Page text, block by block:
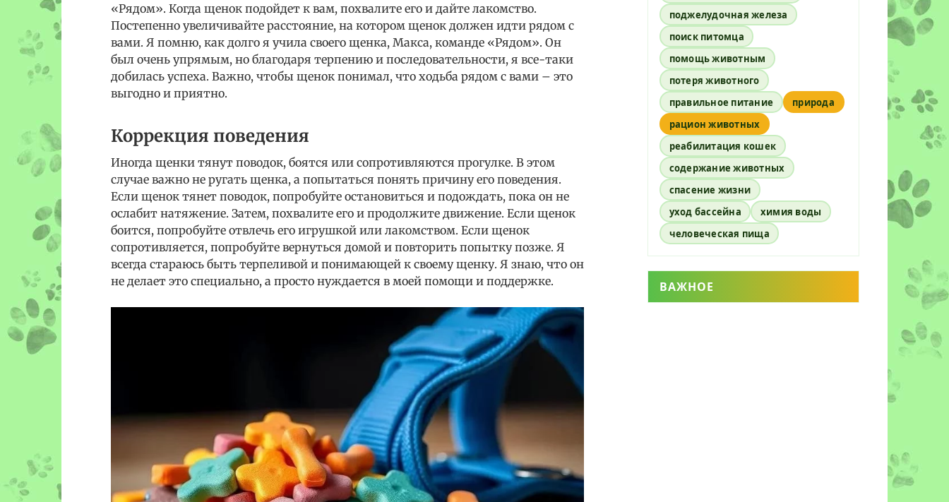
«Рядом». Когда щенок подойдет к вам, похвалите его и дайте лакомство.
Постепенно увеличивайте расстояние, на котором щенок должен идти рядом с
вами. Я помню, как долго я учила своего щенка, Макса, команде «Рядом». Он
был очень упрямым, но благодаря терпению и последовательности, я все-таки
добилась успеха. Важно, чтобы щенок понимал, что ходьба рядом с вами – это
выгодно и приятно.
Коррекция поведения
Иногда щенки тянут поводок, боятся или сопротивляются прогулке. В этом
случае важно не ругать щенка, а попытаться понять причину его поведения.
Если щенок тянет поводок, попробуйте остановиться и подождать, пока он не
ослабит натяжение. Затем, похвалите его и продолжите движение. Если щенок
боится, попробуйте отвлечь его игрушкой или лакомством. Если щенок
сопротивляется, попробуйте вернуться домой и повторить попытку позже. Я
всегда стараюсь быть терпеливой и понимающей к своему щенку. Я знаю, что он
не делает это специально, а просто нуждается в моей помощи и поддержке.
поджелудочная железа
поиск питомца
помощь животным
потеря животного
правильное питание
природа
рацион животных
реабилитация кошек
содержание животных
спасение жизни
уход бассейна
химия воды
человеческая пища
ВАЖНОЕ